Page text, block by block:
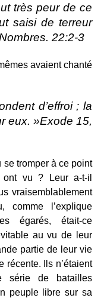
très peur de ce
saisi de terreur
22:2-3
avaient chanté
d’effroi ; la
eux. »Exode 15,
tromper à ce point
ont vu ? Leur a-t-il
vraisemblablement
l’explique
égarés, était-ce
au vu de leur
partie de leur vie
récente. Ils n’étaient
série de batailles
peuple libre sur sa